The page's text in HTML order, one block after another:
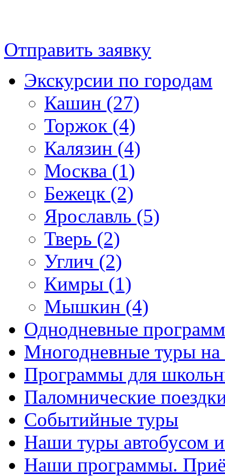
Отправить заявку
Экскурсии по городам
Кашин (27)
Торжок (4)
Калязин (4)
Москва (1)
Бежецк (2)
Ярославль (5)
Тверь (2)
Углич (2)
Кимры (1)
Мышкин (4)
Однодневные
Многодневные туры
Программы для
Паломнические
Событийные туры
Наши туры автобусом
Наши программы.